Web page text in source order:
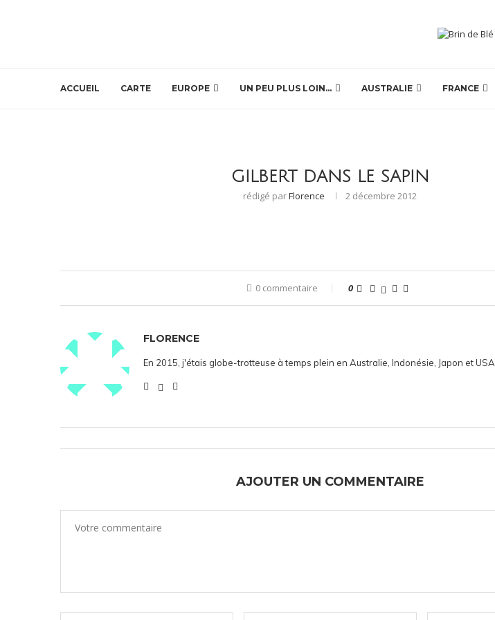
ACCUEIL CARTE EUROPE UN PEU PLUS LOIN… AUSTRALIE FRANCE
GILBERT DANS LE SAPIN
rédigé parFlorence 2 décembre 2012
0 commentaire 0
FLORENCE
En 2015, j'étais globe-trotteuse à temps plein en Australie, Indonésie, Japon et USA.
AJOUTER UN COMMENTAIRE